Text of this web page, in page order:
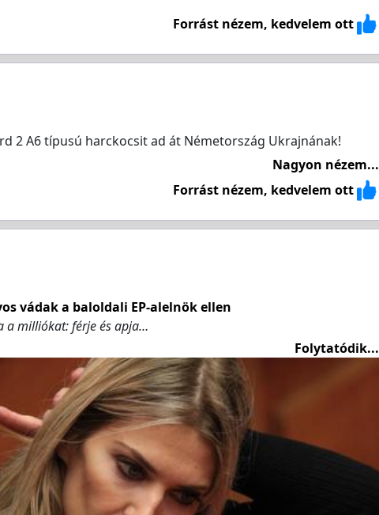
Forrást nézem, kedvelem ott
2 A6 típusú harckocsit ad át Németország Ukrajnának!
Nagyon nézem...
Forrást nézem, kedvelem ott
vádak a baloldali EP-alelnök ellen
a milliókat: férje és apja…
Folytatódik...